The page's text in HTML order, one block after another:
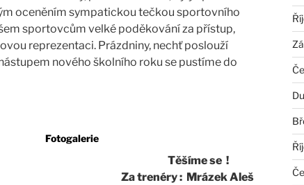
oceněním sympatickou tečkou sportovního
sportovcům velké poděkování za přístup,
reprezentaci. Prázdniny, nechť poslouží
nového školního roku se pustíme do
Fotogalerie
Těšíme se !
Za trenéry : Mrázek Aleš